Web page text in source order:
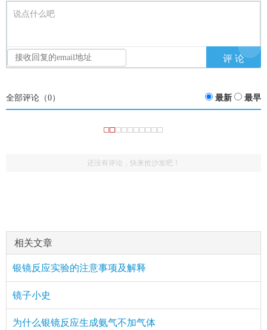
说点什么吧
全部评论（0） 最新 最早
还没有评论，快来抢沙发吧！
相关文章
银镜反应实验的注意事项及解释
镜子小史
为什么银镜反应生成氨气不加气体